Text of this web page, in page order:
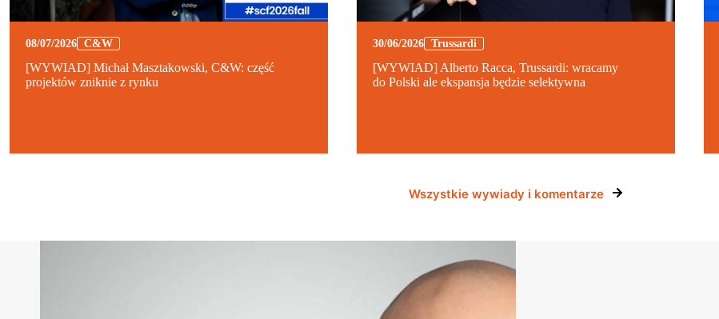
08/07/2026 C&W
[WYWIAD] Michał Masztakowski, C&W: część
projektów zniknie z rynku
30/06/2026 Trussardi
[WYWIAD] Alberto Racca, Trussardi: wracamy
do Polski ale ekspansja będzie selektywna
Wszystkie wywiady i komentarze